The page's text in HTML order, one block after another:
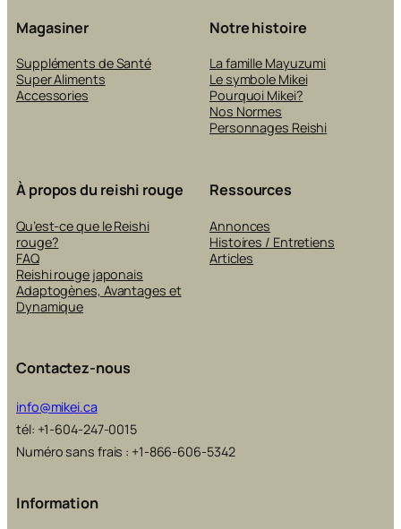
Magasiner
Suppléments de Santé
Super Aliments
Accessories
Notre histoire
La famille Mayuzumi
Le symbole Mikei
Pourquoi Mikei?
Nos Normes
Personnages Reishi
À propos du reishi rouge
Qu’est-ce que le Reishi
rouge?
FAQ
Reishi rouge japonais
Adaptogènes, Avantages et
Dynamique
Ressources
Annonces
Histoires / Entretiens
Articles
Contactez-nous
info@mikei.ca
tél: +1-604-247-0015
Numéro sans frais : +1-866-606-5342
Information